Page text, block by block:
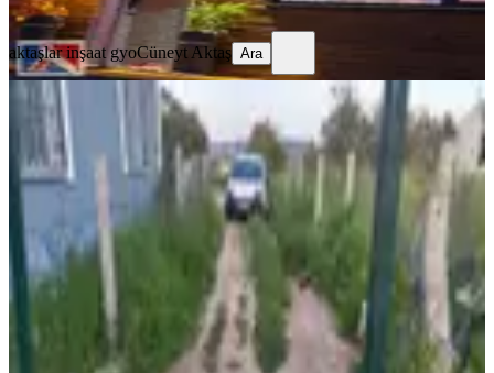
Ara
aktaşlar inşaat gyoCüneyt Aktaş Ara
Karacaağaç Meşelik Yolunda Satılık
Müstakil Ev
Buca, Karacaağaç Mahallesi
300 m²
15.000/m² 15.04.2026
4.500.000 ₺
AZİM EMLAKİSMAİL ALPDÜNDAR